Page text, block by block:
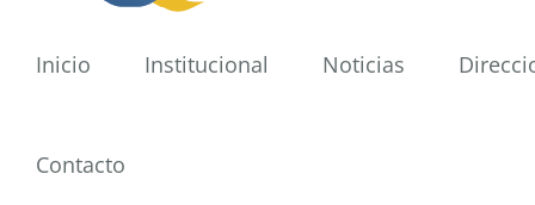
Inicio Institucional Noticias
Contacto